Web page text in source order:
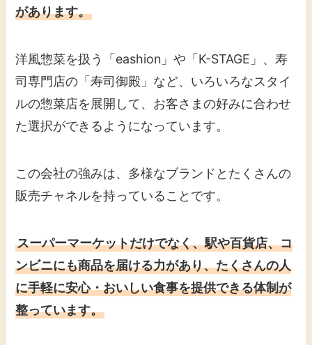
があります。
洋風惣菜を扱う「eashion」や「K-STAGE」、寿
司専門店の「寿司御殿」など、いろいろなスタイ
ルの惣菜店を展開して、お客さまの好みに合わせ
た選択ができるようになっています。
この会社の強みは、多様なブランドとたくさんの
販売チャネルを持っていることです。
スーパーマーケットだけでなく、駅や百貨店、コ
ンビニにも商品を届ける力があり、たくさんの人
に手軽に安心・おいしい食事を提供できる体制が
整っています。